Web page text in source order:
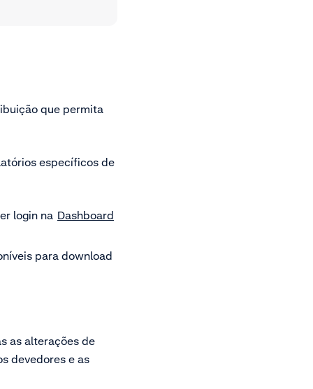
que permita
específicos de
login na Dashboard
para download
as alterações de
devedores e as